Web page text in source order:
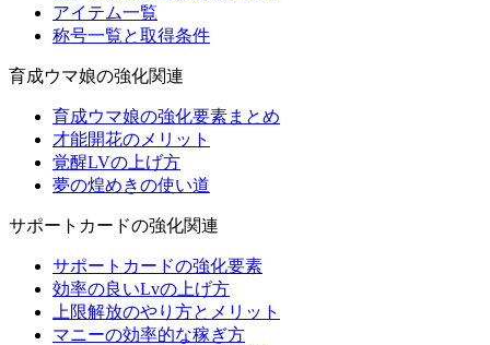
アイテム一覧
称号一覧と取得条件
育成ウマ娘の強化関連
育成ウマ娘の強化要素まとめ
才能開花のメリット
覚醒LVの上げ方
夢の煌めきの使い道
サポートカードの強化関連
サポートカードの強化要素
効率の良いLvの上げ方
上限解放のやり方とメリット
マニーの効率的な稼ぎ方